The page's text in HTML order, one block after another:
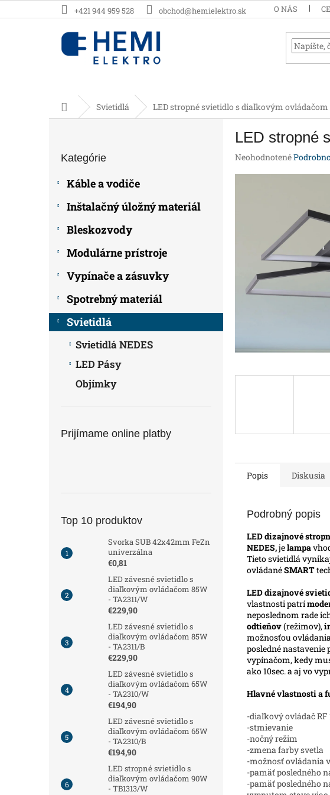
na
+421 944 959 528 obchod@hemielektro.sk O NÁS
DomovSvietidlá LED stropné svietidlo s diaľkovým ovládačom
kategórie
Kategórie
Káble a vodiče
Inštalačný úložný materiál
Bleskozvody
Modulárne prístroje
Vypínače a zásuvky
Spotrebný materiál
Svietidlá
Svietidlá NEDES
LED Pásy
Objímky
Prijímame online platby
Top 10 produktov
Svorka SUB 42x42mm FeZn
univerzálna
€0,81
LED závesné svietidlo s
diaľkovým ovládačom 85W
- TA2311/W
€229,90
LED závesné svietidlo s
diaľkovým ovládačom 85W
- TA2311/B
€229,90
LED závesné svietidlo s
diaľkovým ovládačom 65W
- TA2310/W
€194,90
LED závesné svietidlo s
diaľkovým ovládačom 65W
- TA2310/B
€194,90
LED stropné svietidlo s
diaľkovým ovládačom 90W
- TB1313/W
LED stropné
Priemerné
Neohodnotené
Popis Diskusia
Podrobný popis
LED dizajnové
NEDES,jelampa
Tieto svietidlá
ovládanéSMART
LEDdizajnové
vlastnosti patrí
neposlednom rade
odtieňov(režimov),
možnosťou
posledné nastavenie
vypínačom, kedy
ako 10sec. a aj vo
Hlavné vlastnosti a
-diaľkový ovládač
-stmievanie
-nočný režim
-zmena farby svetla
-možnosť ovládania
-pamäť posledného
-pamäť posledného